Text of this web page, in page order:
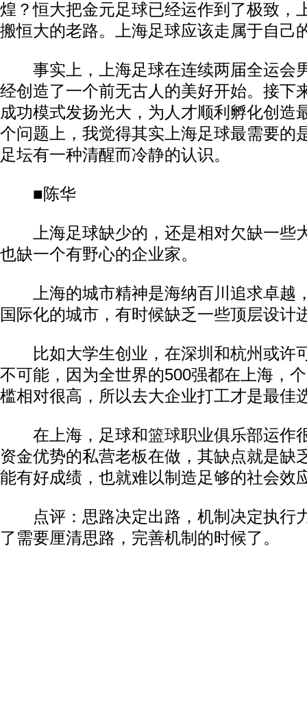
煌？恒大把金元足球已经运作到了极致，
搬恒大的老路。上海足球应该走属于自己
事实上，上海足球在连续两届全运会
经创造了一个前无古人的美好开始。接下
成功模式发扬光大，为人才顺利孵化创造
个问题上，我觉得其实上海足球最需要的
足坛有一种清醒而冷静的认识。
■陈华
上海足球缺少的，还是相对欠缺一些
也缺一个有野心的企业家。
上海的城市精神是海纳百川追求卓越
国际化的城市，有时候缺乏一些顶层设计
比如大学生创业，在深圳和杭州或许
不可能，因为全世界的500强都在上海，
槛相对很高，所以去大企业打工才是最佳
在上海，足球和篮球职业俱乐部运作
资金优势的私营老板在做，其缺点就是缺
能有好成绩，也就难以制造足够的社会效
点评：思路决定出路，机制决定执行
了需要厘清思路，完善机制的时候了。